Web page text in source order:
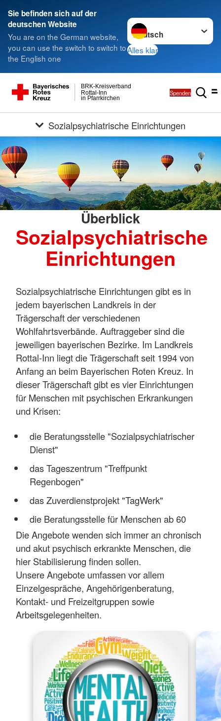
Sie befinden sich auf der
deutschen Website
You are on the German website,
you can use the switch to switch to
the English one
Sprache wechseln zu
Alles klar
in Pfarrkirchen
Rottal-Inn
BRK-Kreisverband
Spenden
Sozialpsychiatrische Einrichtungen
Überblick
Sozialpsychiatrische
Einrichtungen
Sozialpsychiatrische Einrichtungen gibt es in
jedem bayerischen Landkreis in der
Trägerschaft der verschiedenen
Wohlfahrtsverbände. Auftraggeber sind die
jeweiligen bayerischen Bezirke. Im Landkreis
Rottal-Inn liegt die Trägerschaft seit 1994 von
Anfang an beim Bayerischen Roten Kreuz. In
dieser Trägerschaft gibt es vier Einrichtungen
für Menschen mit psychischen Erkrankungen
und Krisen:
die Beratungsstelle "Sozialpsychiatrischer
Dienst"
das Tageszentrum "Treffpunkt
Regenbogen"
das Zuverdienstprojekt "TagWerk"
die Beratungsstelle für Menschen ab 60
Die Angebote wenden sich immer an chronisch
und akut psychisch erkrankte Menschen, die
hier Stabilisierung finden sollen.
Unsere Angebote umfassen vor allem
Einzelgespräche, Angehörigenberatung,
Kontakt- und Freizeitgruppen sowie
Arbeitsgelegenheiten.